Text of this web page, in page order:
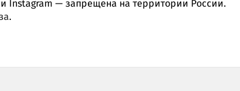
Instagram — запрещена на территории России.
.